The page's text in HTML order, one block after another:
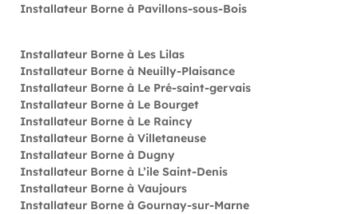
Installateur Borne à Pavillons-sous-Bois
Installateur Borne à Les Lilas
Installateur Borne à Neuilly-Plaisance
Installateur Borne à Le Pré-saint-gervais
Installateur Borne à Le Bourget
Installateur Borne à Le Raincy
Installateur Borne à Villetaneuse
Installateur Borne à Dugny
Installateur Borne à L’ile Saint-Denis
Installateur Borne à Vaujours
Installateur Borne à Gournay-sur-Marne